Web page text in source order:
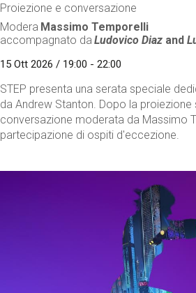
Proiezione e conversazione
Modera Massimo Temporelli
accompagnato da Ludovico Diaz and
15 Ott 2026 / 19:00 - 22:00
STEP presenta una serata speciale
da Andrew Stanton. Dopo la proiezione
conversazione moderata da Massimo
partecipazione di ospiti d'eccezione.